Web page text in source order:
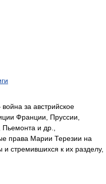
за австрийское
Франции, Пруссии,
и др.,
права Марии Терезии на
и стремившихся к их разделу,